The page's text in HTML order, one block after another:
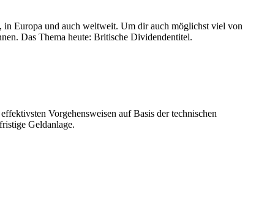
in Europa und auch weltweit. Um dir auch möglichst viel von
Das Thema heute: Britische Dividendentitel.
Vorgehensweisen auf Basis der technischen
Geldanlage.